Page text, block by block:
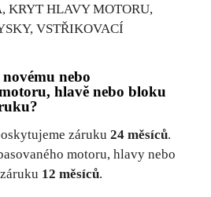
KRYT HLAVY MOTORU,
VSTŘIKOVACÍ
nebo
hlavě nebo bloku
záruku 24 měsíců.
motoru, hlavy nebo
12 měsíců.